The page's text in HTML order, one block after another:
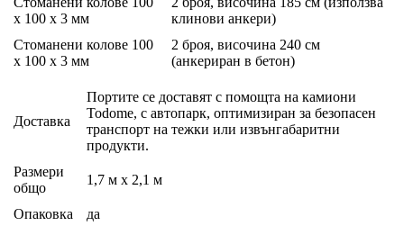
х 100 х 3 мм
клинови анкери)
Стоманени колове 100
х 100 х 3 мм
2 броя, височина 240 см
(анкериран в бетон)
Доставка
Портите се доставят с помощта на камиони
Todome, с автопарк, оптимизиран за безопасен
транспорт на тежки или извънгабаритни
продукти.
Размери
общо
1,7 м х 2,1 м
Опаковка да